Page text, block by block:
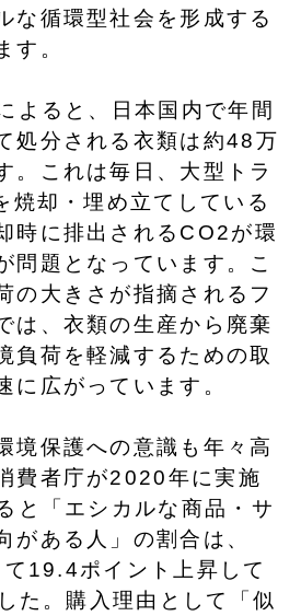
な循環型社会を形成する
す。
よると、日本国内で年間
処分される衣類は約48万
。これは毎日、大型トラ
焼却・埋め立てしている
時に排出されるCO2が環
問題となっています。こ
の大きさが指摘されるフ
は、衣類の生産から廃棄
負荷を軽減するための取
に広がっています。
境保護への意識も年々高
費者庁が2020年に実施
と「エシカルな商品・サ
がある人」の割合は、
19.4ポイント上昇して
た。購入理由として「似